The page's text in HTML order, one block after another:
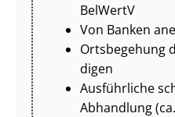
BelWertV
Von Banken
Ortsbegehung
di­gen
Ausführliche
Abhandlung